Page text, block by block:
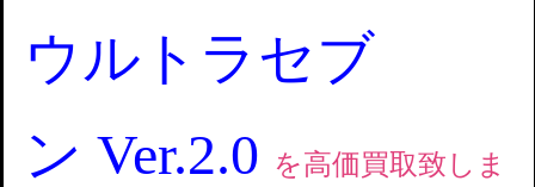
ウルトラセブ
ン Ver.2.0 を高価買取致しま